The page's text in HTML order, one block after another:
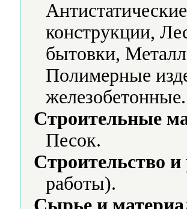
конструкции,
бытовки,
Полимерные
железобетонные.
Строительные
Песок.
Строительство
работы).